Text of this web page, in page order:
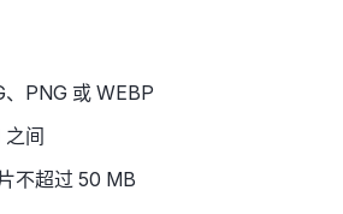
、PNG 或 WEBP
之间
不超过 50 MB